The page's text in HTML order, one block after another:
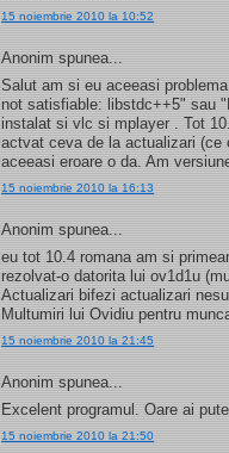
15 noiembrie 2010 la 10:52
Anonim spunea...
Salut am si eu aceeasi
not satisfiable: libstdc++5" sau
instalat si vlc si mplayer . Tot
actvat ceva de la actualizari (ce
aceeasi eroare o da. Am
15 noiembrie 2010 la 16:13
Anonim spunea...
eu tot 10.4 romana am si
rezolvat-o datorita lui ov1d1u
Actualizari bifezi actualizari
Multumiri lui Ovidiu pentru
15 noiembrie 2010 la 21:45
Anonim spunea...
Excelent programul. Oare ai
15 noiembrie 2010 la 21:50